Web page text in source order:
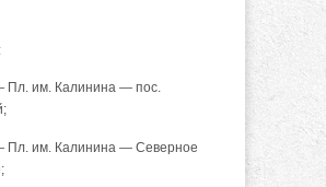
им. Калинина — пос.
им. Калинина — Северное